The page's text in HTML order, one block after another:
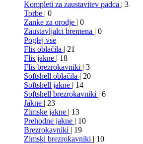
Kompleti za zaustavitev padca | 3
Torbe | 0
Zanke za orodje | 0
Zaustavljalci bremena | 0
Poglej vse
Flis oblačila | 21
Flis jakne | 18
Flis brezrokavniki | 3
Softshell oblačila | 20
Softshell jakne | 14
Softshell brezrokavniki | 6
Jakne | 23
Zimske jakne | 13
Prehodne jakne | 10
Brezrokavniki | 19
Zimski brezrokavniki | 10